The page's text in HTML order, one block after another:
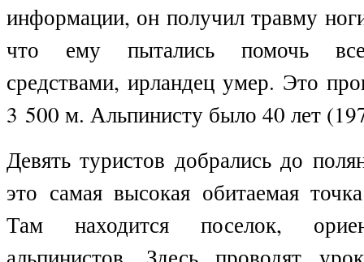
информации, он получил травму
что ему пытались помочь
средствами, ирландец умер. Это
3 500 м. Альпинисту было 40 лет
Девять туристов добрались до
это самая высокая обитаемая
Там находится поселок,